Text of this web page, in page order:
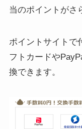
当のポイントがさ
ポイントサイトで
フトカードや
換できます。